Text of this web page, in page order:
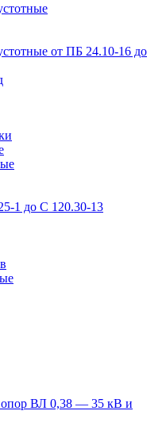
от ПБ 24.10-16 до
1 до С 120.30-13
опор ВЛ 0,38 — 35 кВ и